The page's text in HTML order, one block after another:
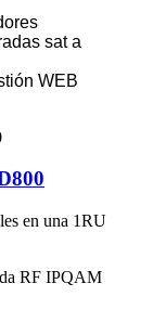
sat a
WEB
en una 1RU
RF IPQAM